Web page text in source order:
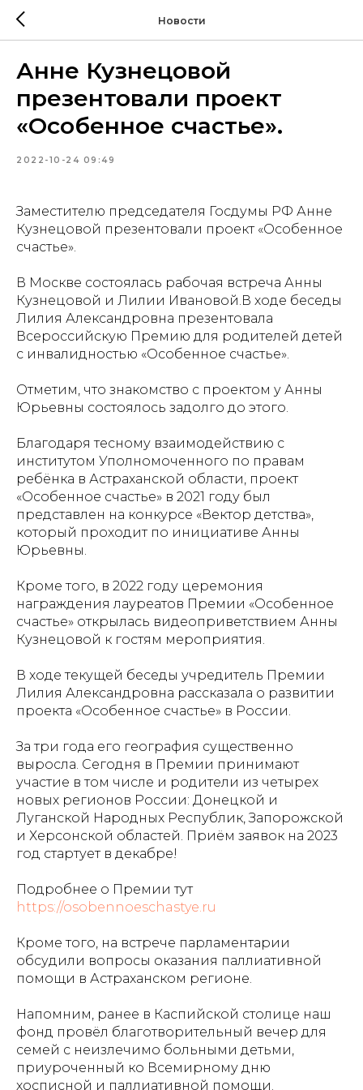
Новости
Анне Кузнецовой
презентовали проект
«Особенное счастье».
2022-10-24 09:49
Заместителю председателя Госдумы РФ Анне
Кузнецовой презентовали проект «Особенное
счастье».
В Москве состоялась рабочая встреча Анны
Кузнецовой и Лилии Ивановой.В ходе беседы
Лилия Александровна презентовала
Всероссийскую Премию для родителей детей
с инвалидностью «Особенное счастье».
Отметим, что знакомство с проектом у Анны
Юрьевны состоялось задолго до этого.
Благодаря тесному взаимодействию с
институтом Уполномоченного по правам
ребёнка в Астраханской области, проект
«Особенное счастье» в 2021 году был
представлен на конкурсе «Вектор детства»,
который проходит по инициативе Анны
Юрьевны.
Кроме того, в 2022 году церемония
награждения лауреатов Премии «Особенное
счастье» открылась видеоприветствием Анны
Кузнецовой к гостям мероприятия.
В ходе текущей беседы учредитель Премии
Лилия Александровна рассказала о развитии
проекта «Особенное счастье» в России.
За три года его география существенно
выросла. Сегодня в Премии принимают
участие в том числе и родители из четырех
новых регионов России: Донецкой и
Луганской Народных Республик, Запорожской
и Херсонской областей. Приём заявок на 2023
год стартует в декабре!
Подробнее о Премии тут
https://osobennoeschastye.ru
Кроме того, на встрече парламентарии
обсудили вопросы оказания паллиативной
помощи в Астраханском регионе.
Напомним, ранее в Каспийской столице наш
фонд провёл благотворительный вечер для
семей с неизлечимо больными детьми,
приуроченный ко Всемирному дню
хосписной и паллиативной помощи.